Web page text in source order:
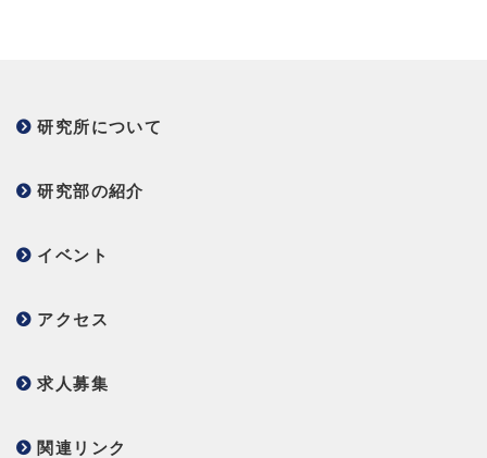
研究所について
研究部の紹介
イベント
アクセス
求人募集
関連リンク